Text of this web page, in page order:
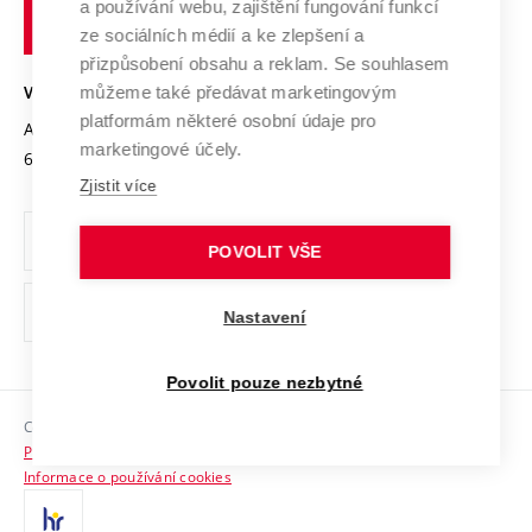
Open Science
Projekty
Projekty ze strukturálních fondů
Specifický výzkum
Mezinárodní dohody
Univerzitní sítě
Podnikavá univerzita / ContriBUTe
Bezpečná univerzita
Vyznamenání
Organizační struktura
Ochrana osobních údajů
odkaz)
Sociální bezpečí
HR Award
technické
Brně
VYSOKÉ UČENÍ TECHNICKÉ V BRNĚ
Antonínská 548/1
602 00 Brno
www.vut.cz
vut@vutbr.cz
Copyright © 2026 VUT
Prohlášení o přístupnosti
Informace o používání cookies
a používání webu, zajištění fungování funkcí
ze sociálních médií a ke zlepšení a
přizpůsobení obsahu a reklam. Se souhlasem
můžeme také předávat marketingovým
platformám některé osobní údaje pro
marketingové účely.
Zjistit více
POVOLIT VŠE
Nastavení
Povolit pouze nezbytné